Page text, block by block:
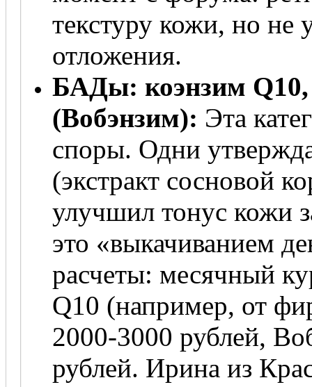
текстуру кожи, но
отложения.
БАДы: коэнзим
(Вобэнзим): Эта
споры. Одни
(экстракт сосновой
улучшил тонус кожи
это «выкачиванием
расчеты: месячный
Q10 (например, от
2000-3000 рублей,
рублей. Ирина из